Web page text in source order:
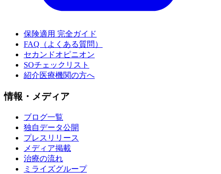
保険適用 完全ガイド
FAQ（よくある質問）
セカンドオピニオン
SOチェックリスト
紹介医療機関の方へ
情報・メディア
ブログ一覧
独自データ公開
プレスリリース
メディア掲載
治療の流れ
ミライズグループ